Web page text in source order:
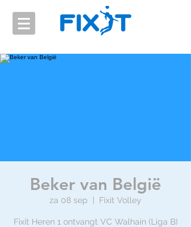
Beker van België
za 08 sep Fixit Volley
Fixit Heren 1 ontvangt VC Walhain (Liga B)